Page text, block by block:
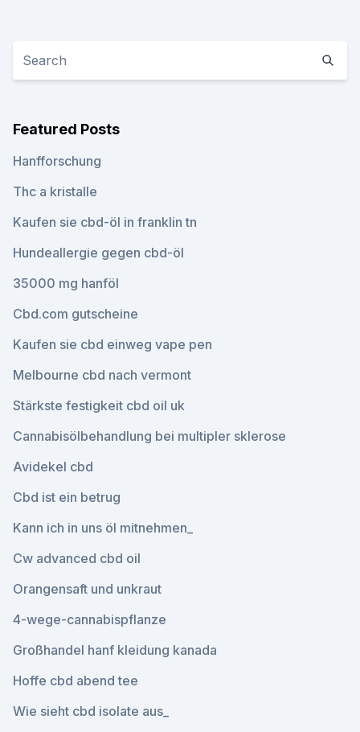
Featured Posts
Hanfforschung
Thc a kristalle
Kaufen sie cbd-öl in franklin tn
Hundeallergie gegen cbd-öl
35000 mg hanföl
Cbd.com gutscheine
Kaufen sie cbd einweg vape pen
Melbourne cbd nach vermont
Stärkste festigkeit cbd oil uk
Cannabisölbehandlung bei multipler sklerose
Avidekel cbd
Cbd ist ein betrug
Kann ich in uns öl mitnehmen_
Cw advanced cbd oil
Orangensaft und unkraut
4-wege-cannabispflanze
Großhandel hanf kleidung kanada
Hoffe cbd abend tee
Wie sieht cbd isolate aus_